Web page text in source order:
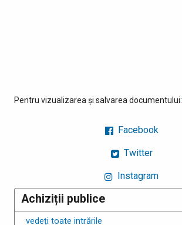
Pentru vizualizarea și salvarea documentului:
Facebook
Twitter
Instagram
Achiziții publice
vedeți toate intrările